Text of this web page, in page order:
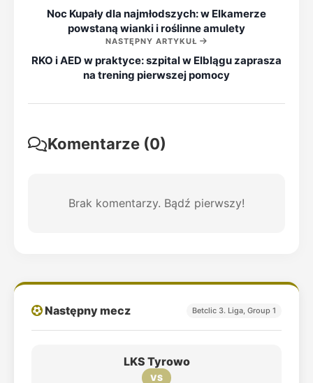
Noc Kupały dla najmłodszych: w Elkamerze
powstaną wianki i roślinne amulety
NASTĘPNY ARTYKUŁ
RKO i AED w praktyce: szpital w Elblągu zaprasza
na trening pierwszej pomocy
Komentarze (0)
Brak komentarzy. Bądź pierwszy!
Następny mecz Betclic 3. Liga, Group 1
LKS Tyrowo
VS